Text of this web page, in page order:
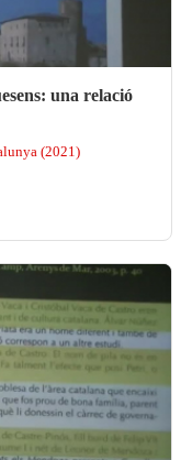
una relació
(2021)